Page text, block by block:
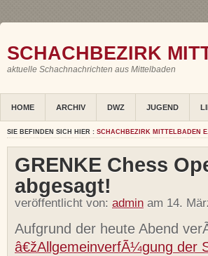
SCHACHBEZIRK
aktuelle Schachnachrichten aus Mittelbaden
HOME ARCHIV DWZ JUGEND
SIE BEFINDEN SICH HIER : SCHACHBEZIRK MITTELBADEN
GRENKE Chess
abgesagt!
veröffentlicht von: admin am 14.
Aufgrund der heute Abend
â€žAllgemeinverfÃ¼gung der